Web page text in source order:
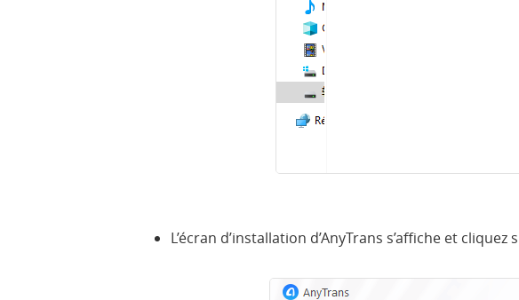
L’écran d’installation d’AnyTrans s’affiche et cliquez